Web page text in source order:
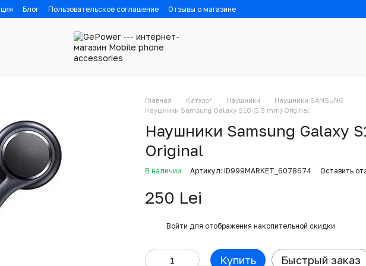
Блог Пользовательское соглашение Отзывы о магазине
Главная Каталог Наушники
Наушники SAMSUNG
Наушники Samsung Galaxy S10 (3,5 mm) Original
Наушники Samsung Galaxy
Original
В наличии Артикул: ID999MARKET_6078674 Оставить
250 Lei
Войти для отображения накопительной скидки
Купить Быстрый заказ